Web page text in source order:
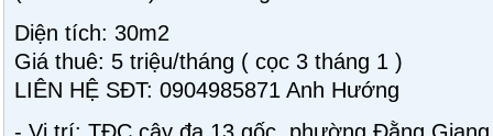
Diện tích: 30m2
Giá thuê: 5 triệu/tháng ( cọc 3 tháng 1 )
LIÊN HỆ SĐT: 0904985871 Anh Hướng